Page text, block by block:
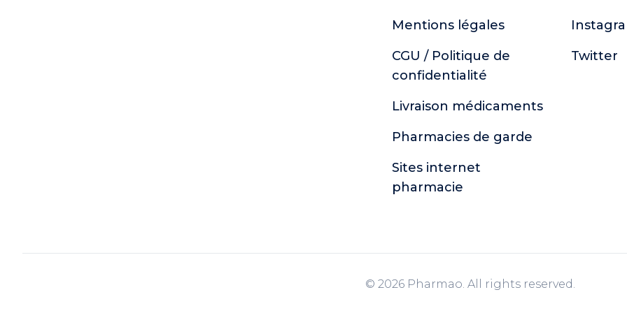
Mentions légales
CGU / Politique de
confidentialité
Livraison médicaments
Pharmacies de garde
Sites internet
pharmacie
Twitter
© 2026 Pharmao. All rights reserved.